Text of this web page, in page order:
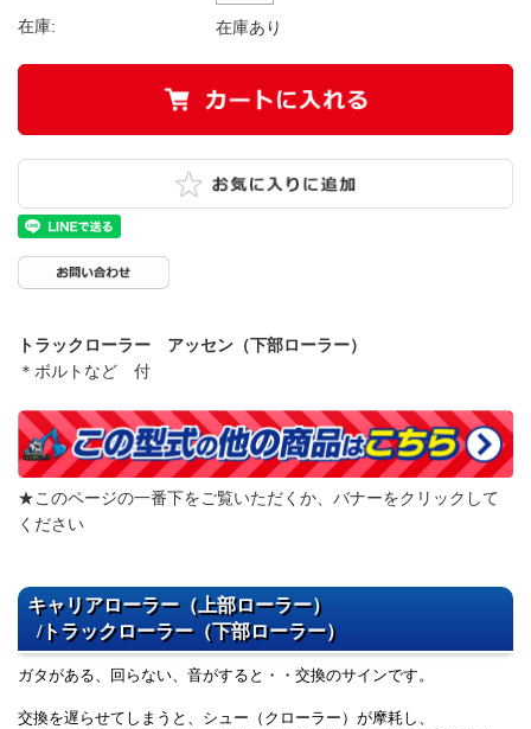
在庫: 在庫あり
トラックローラー アッセン（下部ローラー）
＊ボルトなど 付
★このページの一番下をご覧いただくか、バナーをクリックして
ください
キャリアローラー（上部ローラー）
/トラックローラー（下部ローラー）
ガタがある、回らない、音がすると・・交換のサインです。
交換を遅らせてしまうと、シュー（クローラー）が摩耗し、